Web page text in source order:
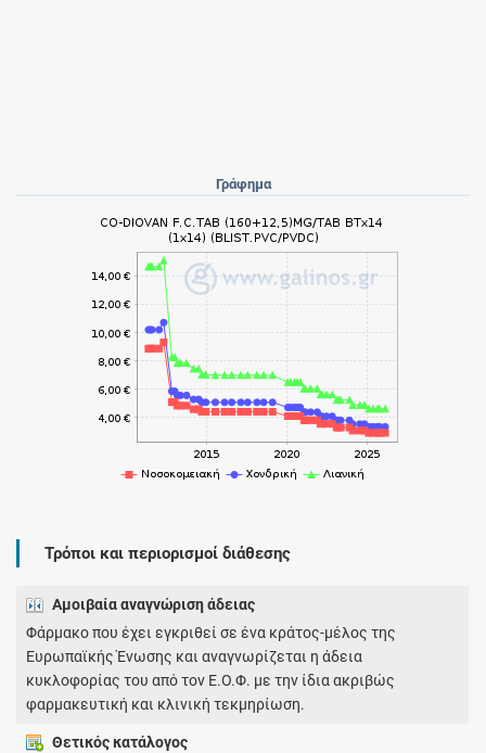
Γράφημα
Τρόποι και περιορισμοί διάθεσης
Αμοιβαία αναγνώριση άδειας
Φάρμακο που έχει εγκριθεί σε ένα κράτος-μέλος της
Ευρωπαϊκής Ένωσης και αναγνωρίζεται η άδεια
κυκλοφορίας του από τον Ε.Ο.Φ. με την ίδια ακριβώς
φαρμακευτική και κλινική τεκμηρίωση.
Θετικός κατάλογος